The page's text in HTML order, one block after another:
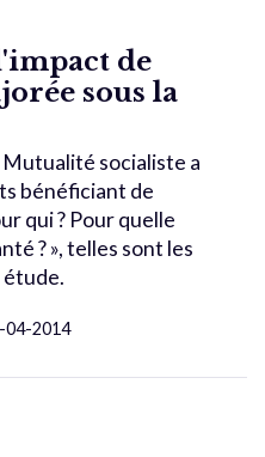
de
sous la
socialiste a
bénéficiant de
qui ? Pour quelle
? », telles sont les
04-2014